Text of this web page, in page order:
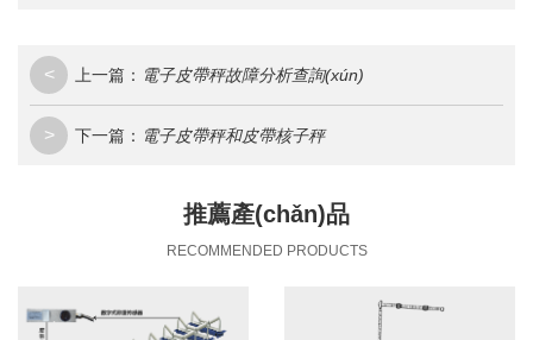
< 上一篇： 電子皮帶秤故障分析查詢(xún)
> 下一篇： 電子皮帶秤和皮帶核子秤
推薦產(chǎn)品
RECOMMENDED PRODUCTS